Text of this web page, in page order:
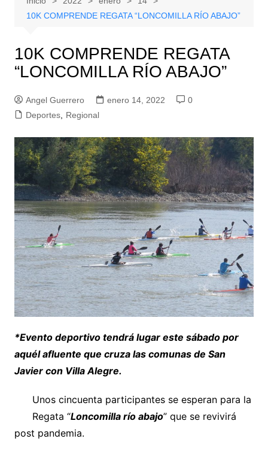
10K COMPRENDE REGATA “LONCOMILLA RÍO ABAJO”
10K COMPRENDE REGATA
“LONCOMILLA RÍO ABAJO”
Angel Guerrero enero 14, 2022
0
Deportes, Regional
*Evento deportivo tendrá lugar este sábado por
aquél afluente que cruza las comunas de San
Javier con Villa Alegre.
Unos cincuenta participantes se esperan para la
Regata “Loncomilla río abajo” que se revivirá
post pandemia.